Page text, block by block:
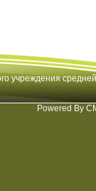
учреждения
Powered By